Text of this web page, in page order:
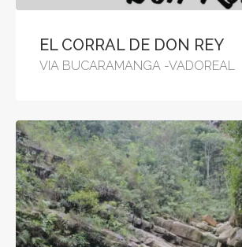
EL CORRAL DE DON REY
VIA BUCARAMANGA -VADOREAL